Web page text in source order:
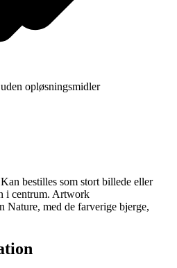
opløsningsmidler
bestilles som stort billede eller
i centrum. Artwork
Nature, med de farverige bjerge,